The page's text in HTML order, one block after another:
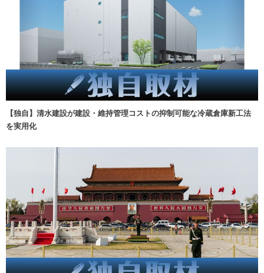
【独自】清水建設が建設・維持管理コストの抑制可能な冷蔵倉庫新工法
を実用化